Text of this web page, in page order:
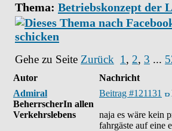
Thema: Betriebskonzept der
Gehe zu Seite Zurück 1 , 2, 3 ...
Autor
Nachricht
Admiral
BeherrscherIn allen
Verkehrslebens
Beitrag #121131
naja es wäre kein
fahrgäste auf eine